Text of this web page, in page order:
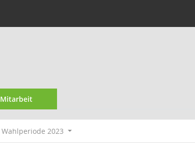
Mitarbeit
Wahlperiode 2023